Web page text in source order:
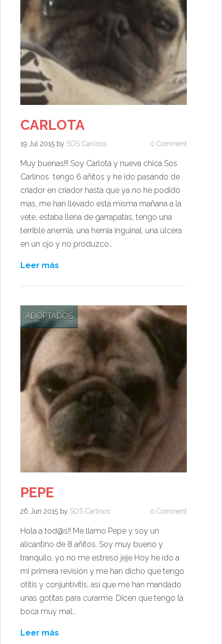
CARLOTA
19 Jul 2015 by SOS Carlinos 0 Comment
Muy buenas!!! Soy Carlota y nueva chica Sos
Carlinos tengo 6 añitos y he ido pasando de
criador en criador hasta que ya no he podido
mas, me han llevado esta misma mañana a la
vete, estaba llena de garrapatas, tengo una
terrible anemia, una hernia inguinal, una úlcera
en un ojo y no produzco…
Leer más
ADOPTADOS
PEPE
26 Jun 2015 by SOS Carlinos 0 Comment
Hola a tod@s!! Me llamo Pepe y soy un
alicantino de 8 añitos. Soy muy bueno y
tranquilo, yo no me estreso jeje Hoy he ido a
mi primera revisión y me han dicho que tengo
otitis y conjuntivitis, así que me han mandado
unas gotitas para curarme. Dicen que tengo la
boca muy mal…
Leer más